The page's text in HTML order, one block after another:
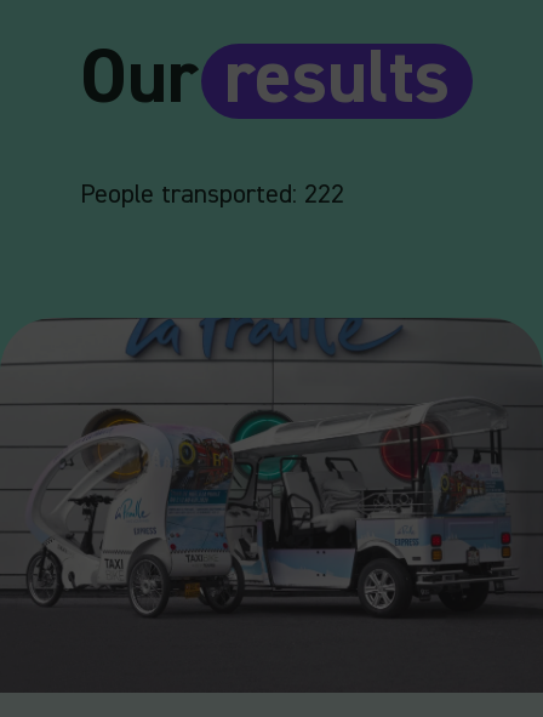
Ourresults
People transported: 222